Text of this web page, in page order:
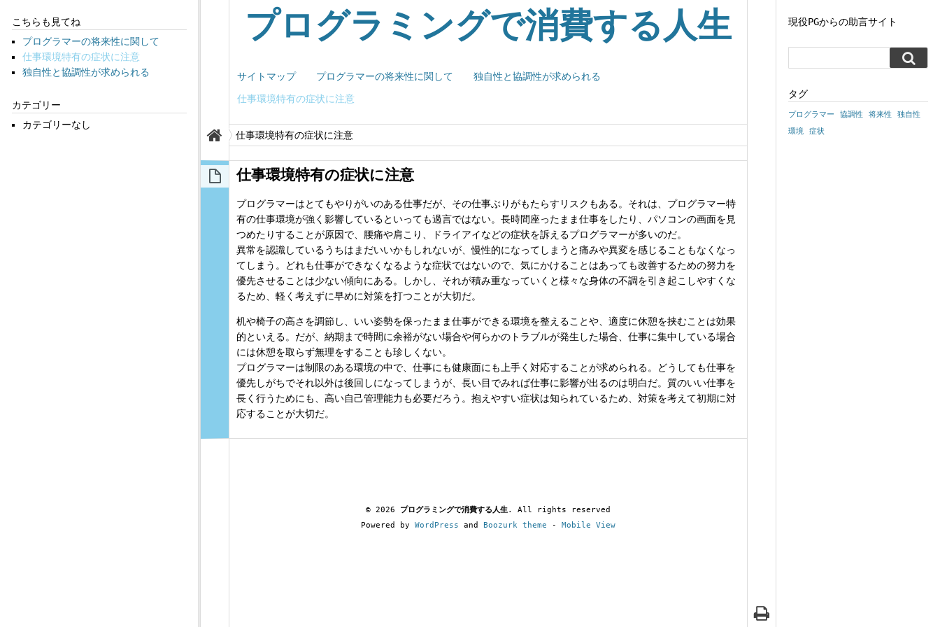
プログラミングで消費する人生
サイトマップ プログラマーの将来性に関して
独自性と協調性が求められる
仕事環境特有の症状に注意
仕事環境特有の症状に注意
仕事環境特有の症状に注意
プログラマーはとてもやりがいのある仕事だが、その仕事ぶりがもたらすリスクもある。それは、プログラマー特
有の仕事環境が強く影響しているといっても過言ではない。長時間座ったまま仕事をしたり、パソコンの画面を見
つめたりすることが原因で、腰痛や肩こり、ドライアイなどの症状を訴えるプログラマーが多いのだ。
異常を認識しているうちはまだいいかもしれないが、慢性的になってしまうと痛みや異変を感じることもなくなっ
てしまう。どれも仕事ができなくなるような症状ではないので、気にかけることはあっても改善するための努力を
優先させることは少ない傾向にある。しかし、それが積み重なっていくと様々な身体の不調を引き起こしやすくな
るため、軽く考えずに早めに対策を打つことが大切だ。
机や椅子の高さを調節し、いい姿勢を保ったまま仕事ができる環境を整えることや、適度に休憩を挟むことは効果
的といえる。だが、納期まで時間に余裕がない場合や何らかのトラブルが発生した場合、仕事に集中している場合
には休憩を取らず無理をすることも珍しくない。
プログラマーは制限のある環境の中で、仕事にも健康面にも上手く対応することが求められる。どうしても仕事を
優先しがちでそれ以外は後回しになってしまうが、長い目でみれば仕事に影響が出るのは明白だ。質のいい仕事を
長く行うためにも、高い自己管理能力も必要だろう。抱えやすい症状は知られているため、対策を考えて初期に対
応することが大切だ。
こちらも見てね
プログラマーの将来性に関して
仕事環境特有の症状に注意
独自性と協調性が求められる
カテゴリー
カテゴリーなし
現役PGからの助言サイト
タグ
プログラマー 協調性 将来性
独自性
環境
症状
© 2026 プログラミングで消費する人生. All rights reserved
Powered by WordPress and Boozurk theme - Mobile View